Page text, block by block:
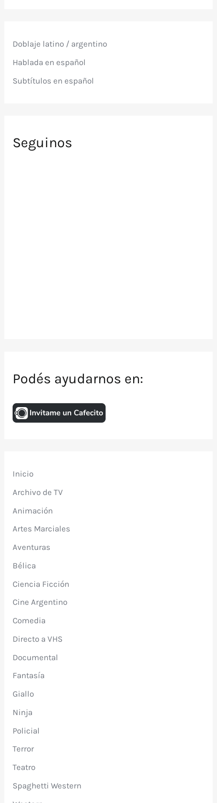
o
:
Doblaje latino / argentino
Hablada en español
Subtítulos en español
Seguinos
Podés ayudarnos en:
Inicio
Archivo de TV
Animación
Artes Marciales
Aventuras
Bélica
Ciencia Ficción
Cine Argentino
Comedia
Directo a VHS
Documental
Fantasía
Giallo
Ninja
Policial
Terror
Teatro
Spaghetti Western